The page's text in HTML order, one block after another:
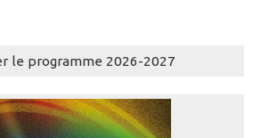
le programme 2026-2027